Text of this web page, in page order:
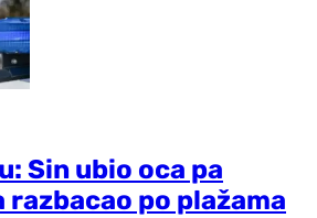
Sin ubio oca pa
po plažama